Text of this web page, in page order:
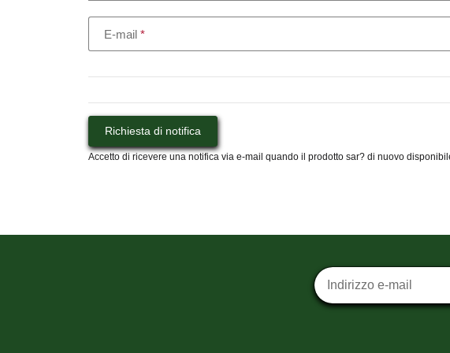
E-mail
Richiesta di notifica
Accetto di ricevere una notifica via e-mail quando il prodotto sar? di nuovo
Iscrizione alla